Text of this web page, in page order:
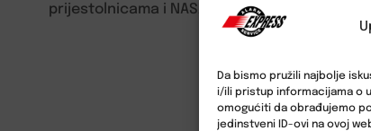
Da bismo pružili najbolje
i/ili pristup informacijama o
omogućiti da obrađujemo
jedinstveni ID-ovi na ovoj
prijestolnicama i NASA-inom pristupnom